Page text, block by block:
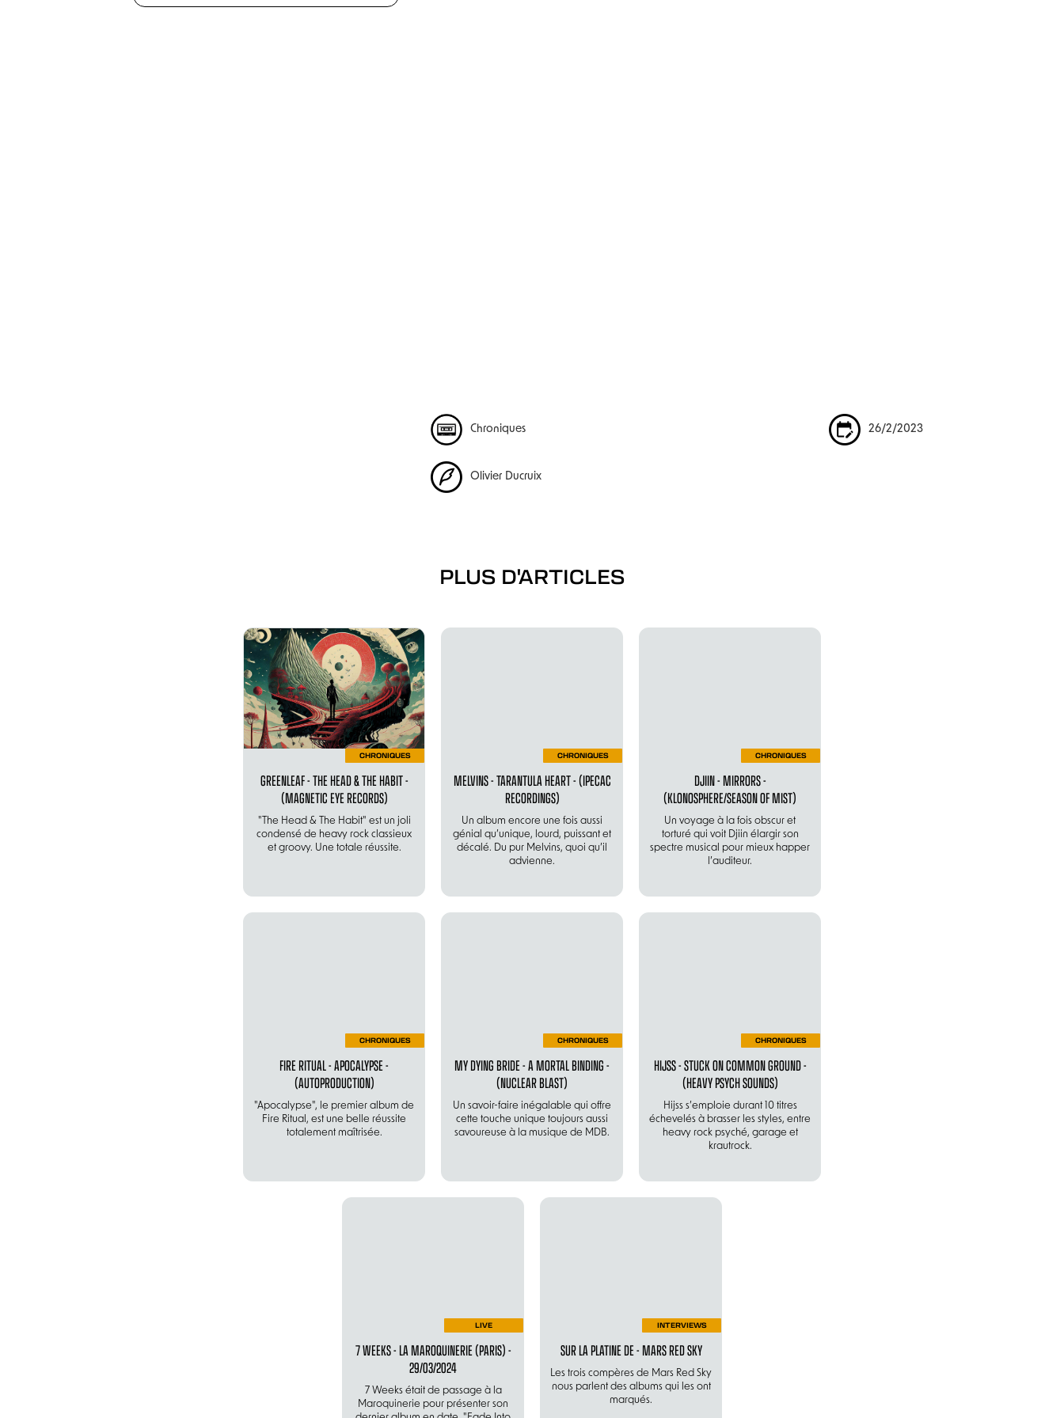
Chroniques
Olivier Ducruix
26/2/2023
PLUS D'ARTICLES
CHRONIQUES
GREENLEAF - THE HEAD & THE HABIT -
(MAGNETIC EYE RECORDS)
"The Head & The Habit" est un joli
condensé de heavy rock classieux
et groovy. Une totale réussite.
CHRONIQUES
MELVINS - TARANTULA HEART - (IPECAC
RECORDINGS)
Un album encore une fois aussi
génial qu’unique, lourd, puissant et
décalé. Du pur Melvins, quoi qu’il
advienne.
CHRONIQUES
DJIIN - MIRRORS -
(KLONOSPHERE/SEASON OF MIST)
Un voyage à la fois obscur et
torturé qui voit Djiin élargir son
spectre musical pour mieux happer
l’auditeur.
CHRONIQUES
FIRE RITUAL - APOCALYPSE -
(AUTOPRODUCTION)
"Apocalypse", le premier album de
Fire Ritual, est une belle réussite
totalement maîtrisée.
CHRONIQUES
MY DYING BRIDE - A MORTAL BINDING -
(NUCLEAR BLAST)
Un savoir-faire inégalable qui offre
cette touche unique toujours aussi
savoureuse à la musique de MDB.
CHRONIQUES
HIJSS - STUCK ON COMMON GROUND -
(HEAVY PSYCH SOUNDS)
Hijss s’emploie durant 10 titres
échevelés à brasser les styles, entre
heavy rock psyché, garage et
krautrock.
LIVE
7 WEEKS - LA MAROQUINERIE (PARIS) -
29/03/2024
7 Weeks était de passage à la
Maroquinerie pour présenter son
INTERVIEWS
SUR LA PLATINE DE - MARS RED SKY
Les trois compères de Mars Red Sky
nous parlent des albums qui les ont
marqués.